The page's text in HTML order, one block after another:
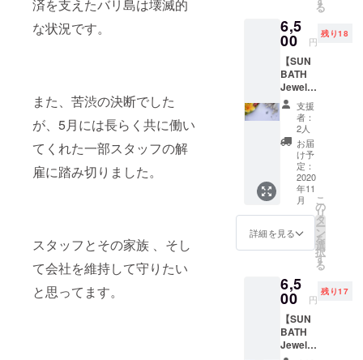
済を支えたバリ島は壊滅的
な状況です。
また、苦渋の決断でした
が、5月には長らく共に働い
てくれた一部スタッフの解
雇に踏み切りました。
スタッフとその家族 、そし
て会社を維持して守りたい
と思ってます。
部分縦
1.8cm)
材：シ
ルバー
925,
K18金
メッキ,
天然石
天然
石：ト
ルコ石/
ガー
ネット/
ペリ
ドット
（天然
石はお
選びい
ただけ
全長
3cm(葉
っぱ型
部分縦
1.8cm)
る
6,5
00 円
残り18
【SUN
BATH
Jewelry
提供
バリ島
チュル
ク製シ
ルバー
ジュエ
リー】
アジア
ンエス
ニック
リーフ
型ペン
ダント
バー) 素
材：シ
ルバー
925, 天
然石 天
然石：
支援
者：
2人
お届
け予
定：
2020
年11
月
詳細を見る
こ
の
リ
タ
ー
ン
を
選
択
す
る
6,5
00 円
残り17
【SUN
BATH
Jewelry